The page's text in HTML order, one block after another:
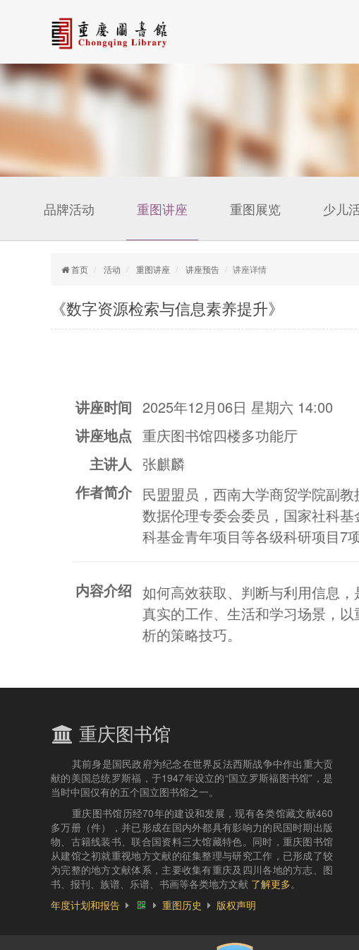
品牌活动 重图讲座 重图展览 少儿
首页 活动 重图讲座 讲座预告 讲座详情
《数字资源检索与信息素养提升》
讲座时间 2025年12月06日 星期六 14:00
讲座地点 重庆图书馆四楼多功能厅
主讲人 张麒麟
作者简介 民盟盟员，西南大学商贸学院副
数据伦理专委会委员，国家社科
科基金青年项目等各级科研项目7
内容介绍 如何高效获取、判断与利用信息
真实的工作、生活和学习场景，
析的策略技巧。
重庆图书馆
其前身是国民政府为纪念在世界反法西斯战争中作出重大贡
献的美国总统罗斯福，于1947年设立的“国立罗斯福图书馆”，是
当时中国仅有的五个国立图书馆之一。
重庆图书馆历经70年的建设和发展，现有各类馆藏文献460
多万册（件），并已形成在国内外都具有影响力的民国时期出版
物、古籍线装书、联合国资料三大馆藏特色。同时，重庆图书馆
从建馆之初就重视地方文献的征集整理与研究工作，已形成了较
为完整的地方文献体系，主要收集有重庆及四川各地的方志、图
书、报刊、族谱、乐谱、书画等各类地方文献 了解更多。
年度计划和报告
重图历史 版权声明